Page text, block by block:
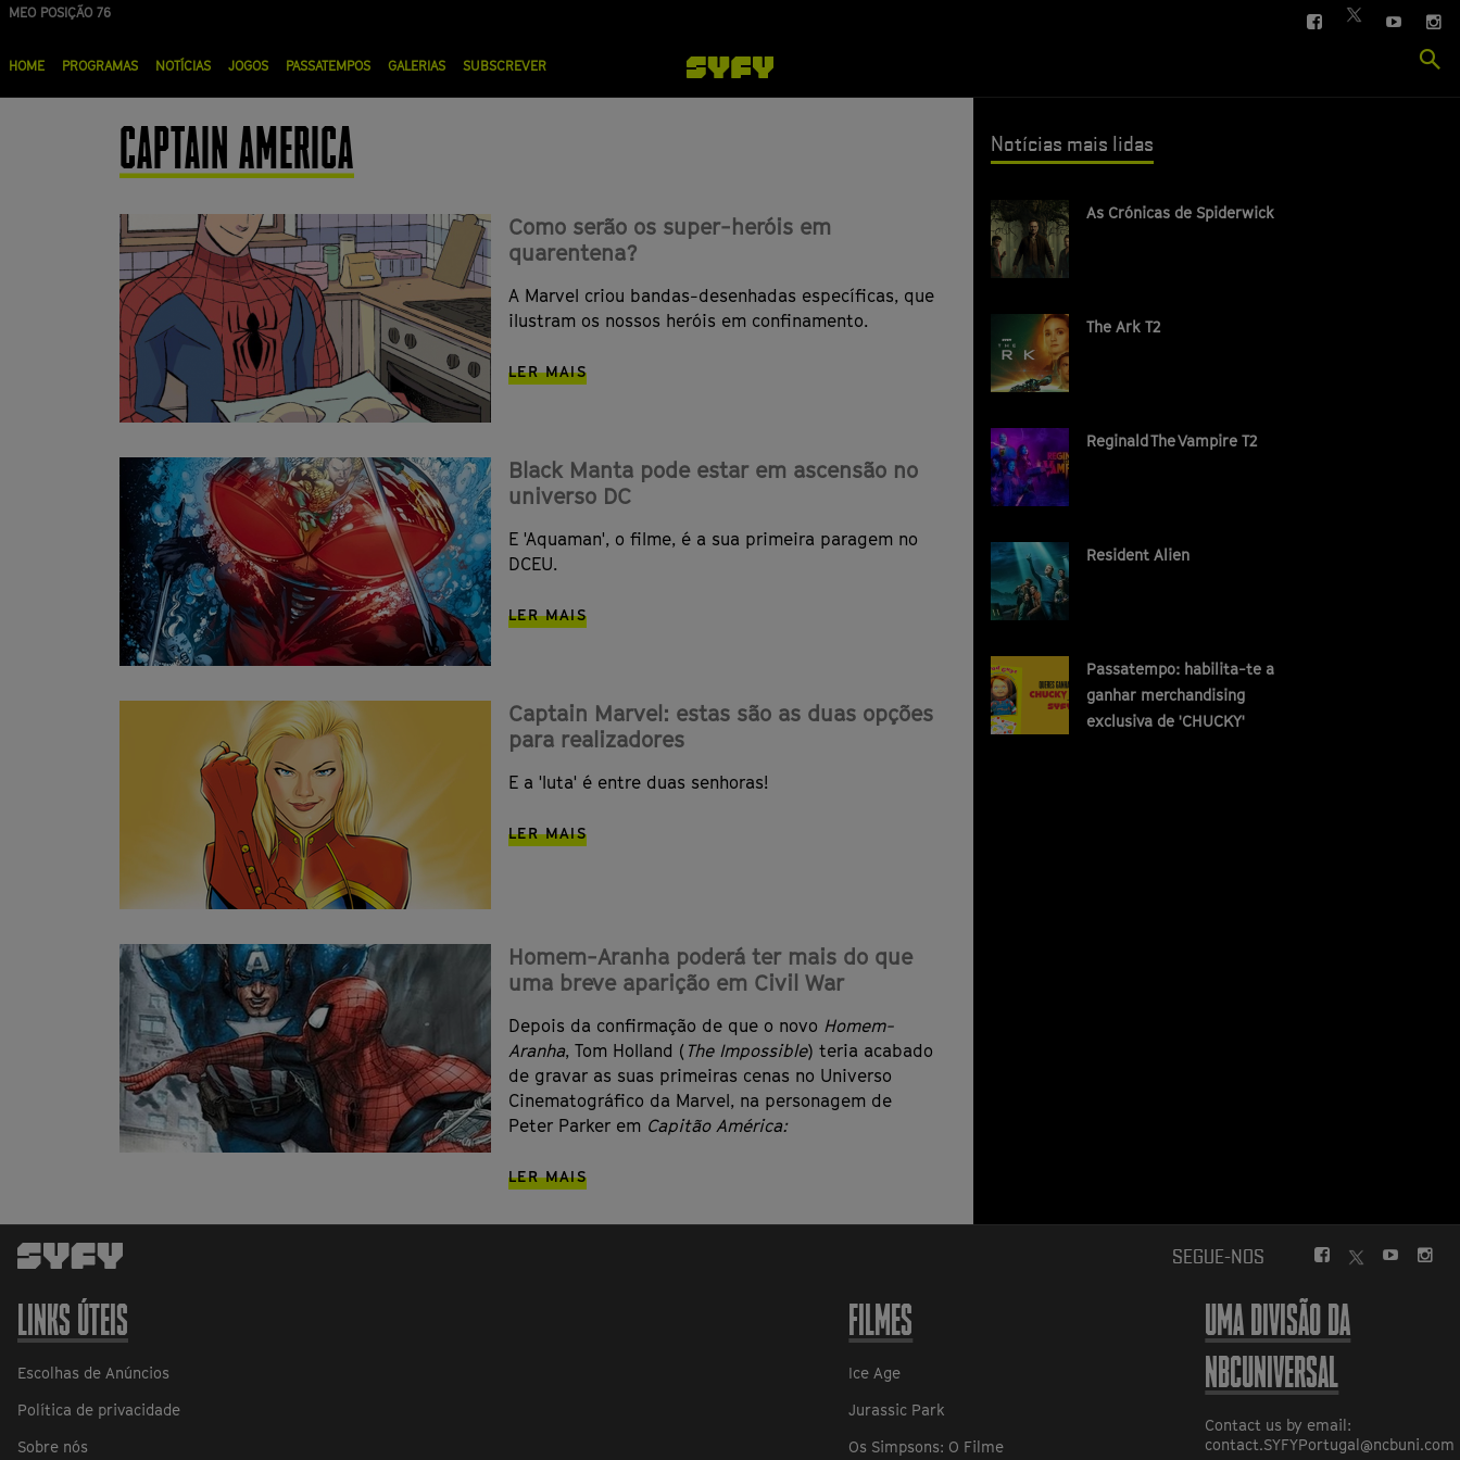
Passar
MEO POSIÇÃO 76 FACEBOOK
TWITTER
YOUTUBE
principal
HOME PROGRAMAS NOTÍCIAS JOGOS PASSATEMPOS GALERIAS SUBSCREVER
CAPTAIN AMERICA
Como serão os super-heróis em
quarentena?
A Marvel criou bandas-desenhadas específicas, que
ilustram os nossos heróis em confinamento.
LER MAIS
Black Manta pode estar em ascensão no
universo DC
E 'Aquaman', o filme, é a sua primeira paragem no
DCEU.
LER MAIS
Captain Marvel: estas são as duas opções
para realizadores
E a 'luta' é entre duas senhoras!
LER MAIS
Homem-Aranha poderá ter mais do que
uma breve aparição em Civil War
Depois da confirmação de que o novo Homem-
Aranha, Tom Holland ( The Impossible) teria acabado
de gravar as suas primeiras cenas no Universo
Cinematográfico da Marvel, na personagem de
Peter Parker em Capitão América:
LER MAIS
Notícias mais lidas
As Crónicas de Spiderwick
The Ark T2
Reginald The Vampire T2
Resident Alien
Passatempo: habilita-te a
ganhar merchandising
exclusiva de 'CHUCKY'
SEGUE-NOS
FACEBOOK
YOUTUBE
LINKS ÚTEIS
Escolhas de Anúncios
Política de privacidade
Sobre nós
FILMES
Ice Age
Jurassic Park
Os Simpsons: O Filme
UMA DIVISÃO DA
NBCUNIVERSAL
Contact us by email:
contact.SYFYPortugal@ncbuni.com